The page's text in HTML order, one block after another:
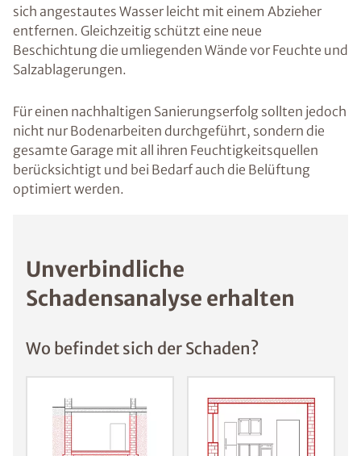
sich angestautes Wasser leicht mit einem Abzieher
entfernen. Gleichzeitig schützt eine neue
Beschichtung die umliegenden Wände vor Feuchte und
Salzablagerungen.
Für einen nachhaltigen Sanierungserfolg sollten jedoch
nicht nur Bodenarbeiten durchgeführt, sondern die
gesamte Garage mit all ihren Feuchtigkeitsquellen
berücksichtigt und bei Bedarf auch die Belüftung
optimiert werden.
Unverbindliche
Schadensanalyse erhalten
Wo befindet sich der Schaden?